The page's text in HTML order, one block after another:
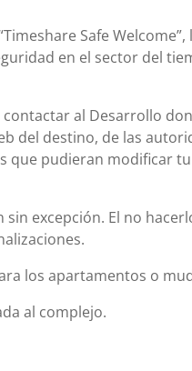
Safe
en el sector del
al Desarrollo
del destino, de las
que pudieran modificar
excepción. El no
los apartamentos o
al complejo.